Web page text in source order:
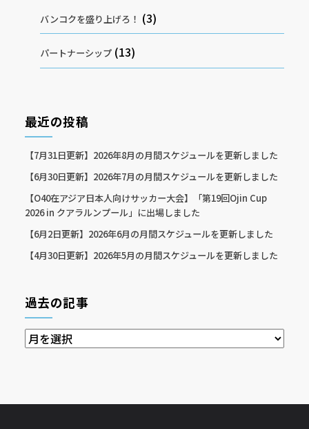
バンコクを盛り上げろ！ (3)
パートナーシップ (13)
最近の投稿
【7月31日更新】2026年8月の月間スケジュールを更新しました
【6月30日更新】2026年7月の月間スケジュールを更新しました
【O40在アジア日本人向けサッカー大会】「第19回Ojin Cup
2026 in クアラルンプール」に出場しました
【6月2日更新】2026年6月の月間スケジュールを更新しました
【4月30日更新】2026年5月の月間スケジュールを更新しました
過去の記事
過
去
事